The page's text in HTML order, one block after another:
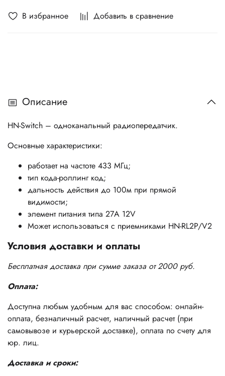
В избранное Добавить в сравнение
Описание
HN-Switch – одноканальный paдиoпepeдaтчик.
Основные характеристики:
работает на частоте 433 МГц;
тип кода-роллинг код;
дальность действия до 100м при прямой
видимости;
элемент питания типа 27А 12V
Может использоваться с приемниками HN-RL2P/V2
Условия доставки и оплаты
Бесплатная доставка при сумме заказа от 2000 руб.
Оплата:
Доступна любым удобным для вас способом: онлайн-
оплата, безналичный расчет, наличный расчет (при
самовывозе и курьерской доставке), оплата по счету для
юр. лиц.
Доставка и сроки: